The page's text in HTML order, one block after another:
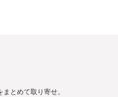
とめて取り寄せ。